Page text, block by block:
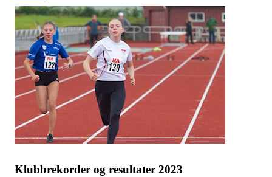
Klubbrekorder og resultater 2023